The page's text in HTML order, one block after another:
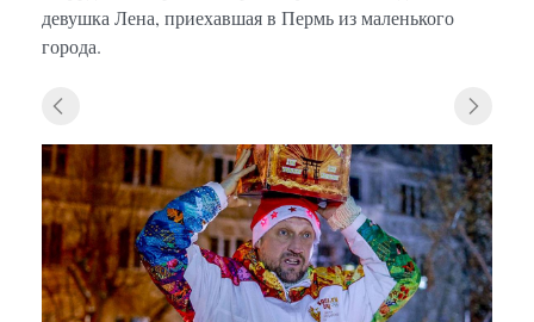
девушка Лена, приехавшая в Пермь из маленького
города.